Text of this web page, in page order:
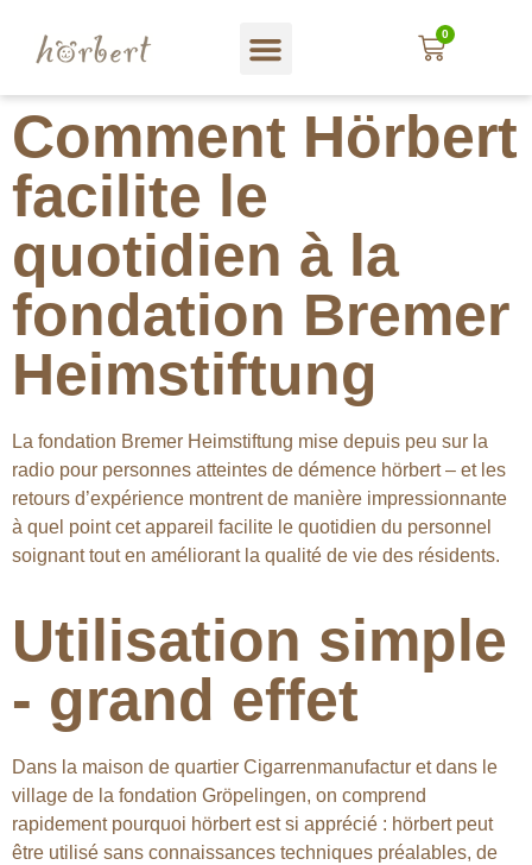
0
Comment Hörbert
facilite le
quotidien à la
fondation Bremer
Heimstiftung
La fondation Bremer Heimstiftung mise depuis peu sur la
radio pour personnes atteintes de démence hörbert – et les
retours d’expérience montrent de manière impressionnante
à quel point cet appareil facilite le quotidien du personnel
soignant tout en améliorant la qualité de vie des résidents.
Utilisation simple
- grand effet
Dans la maison de quartier Cigarrenmanufactur et dans le
village de la fondation Gröpelingen, on comprend
rapidement pourquoi hörbert est si apprécié : hörbert peut
être utilisé sans connaissances techniques préalables, de